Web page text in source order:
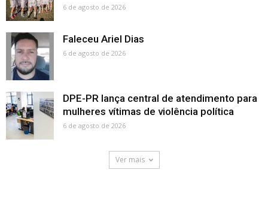
6 de agosto de 2026
Faleceu Ariel Dias
6 de agosto de 2026
DPE-PR lança central de atendimento para
mulheres vítimas de violência política
6 de agosto de 2026
Ver mais